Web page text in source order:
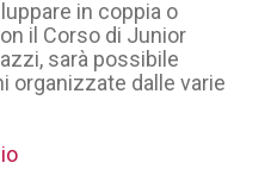
in coppia o
il Corso di Junior
sarà possibile
organizzate dalle varie